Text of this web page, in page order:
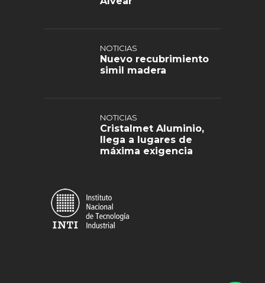
NOTICIAS
Nuevo recubrimiento
simil madera
NOTICIAS
Cristalmet Aluminio,
llega a lugares de
máxima exigencia